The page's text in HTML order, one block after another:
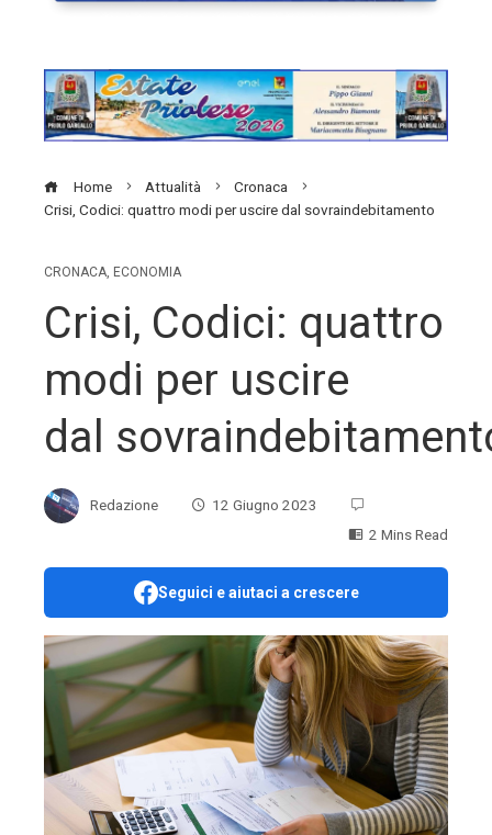
Home Attualità
Cronaca
Crisi, Codici: quattro modi per uscire dal sovraindebitamento
CRONACA, ECONOMIA
Crisi, Codici: quattro
modi per uscire
dal
Redazione
12 Giugno 2023
2 Mins Read
Seguici e aiutaci a crescere